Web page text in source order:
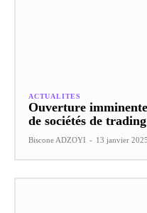
ACTUALITES
Ouverture
de sociétés de
Biscone ADZOYI - 13 janvier 2025